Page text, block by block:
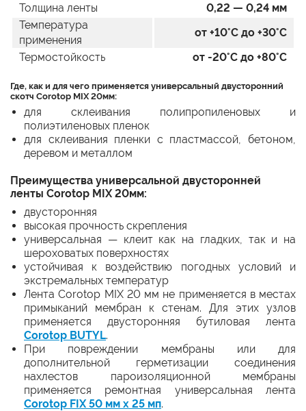
Толщина ленты
0,22 — 0,24 мм
Температура
применения
от +10°C до +30°C
Термостойкость
от -20°C до +80°C
Где, как и для чего применяется универсальный двусторонний
скотч Corotop MIX 20мм:
для склеивания полипропиленовых и
полиэтиленовых пленок
для склеивания пленки с пластмассой, бетоном,
деревом и металлом
Преимущества универсальной двусторонней
ленты Corotop MIX 20мм:
двусторонняя
высокая прочность скрепления
универсальная — клеит как на гладких, так и на
шероховатых поверхностях
устойчивая к воздействию погодных условий и
экстремальных температур
Лента Corotop MIX 20 мм не применяется в местах
примыканий мембран к стенам. Для этих узлов
применяется двусторонняя бутиловая лента
Corotop BUTYL.
При повреждении мембраны или для
дополнительной герметизации соединения
нахлестов пароизоляционной мембраны
применяется ремонтная универсальная лента
Corotop FIX 50 мм х 25 мп.